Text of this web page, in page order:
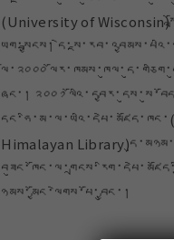
(University of
ཡིག་སྦྱངས།
ལོ་༢༠༠༠
ཞིང་། ༢༠༠༡
Himalayan
ཉམས་མྱོང་ལེགས་པོ་བྱུང་།